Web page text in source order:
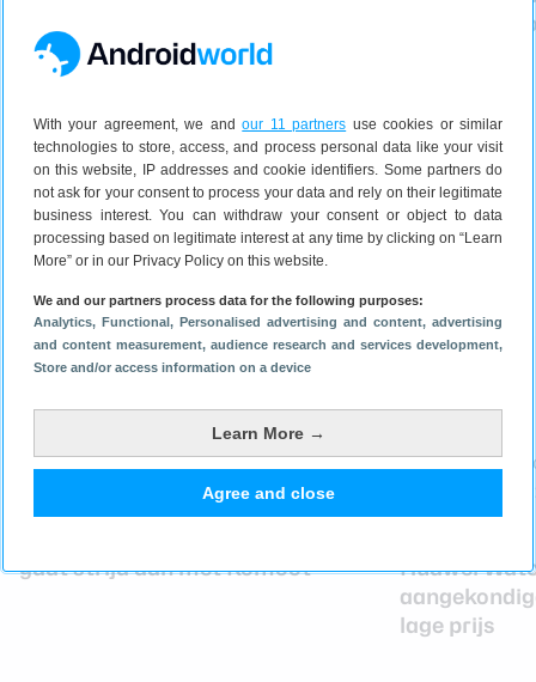
With your agreement, we andour 11 partners use cookies or similar
technologies to store, access, and process personal data like your visit
on this website, IP addresses and cookie identifiers. Some partners do
not ask for your consent to process your data and rely on their legitimate
business interest. You can withdraw your consent or object to data
processing based on legitimate interest at any time by clicking on “Learn
More” or in our Privacy Policy on this website.
We and our partners process data for the following purposes:
Analytics, Functional , Personalised advertising and content, advertising
and content measurement, audience research and services development,
Store and/or access information on a device
Learn More →
Agree and close
9 juni 2026
niet alleen
gaat strijd aan met Komoot
Huawei
lage prijs